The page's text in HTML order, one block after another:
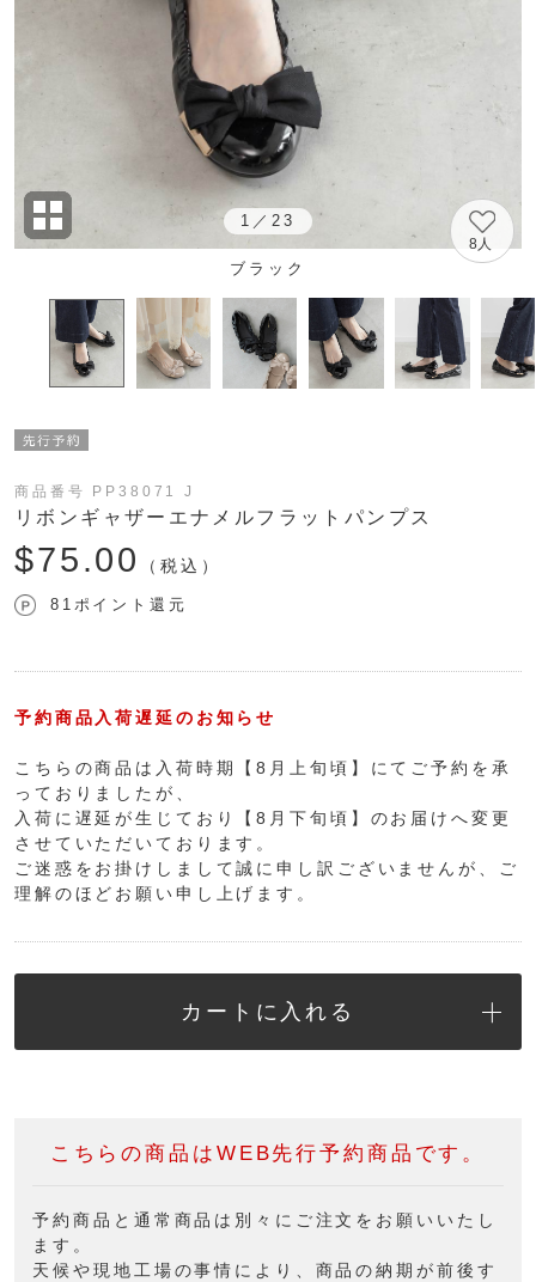
1 ／ 23
8人
ブラック
商品番号 PP38071 J
リボンギャザーエナメルフラットパンプス
$‌75.00 （税込）
81ポイント還元
予約商品入荷遅延のお知らせ
こちらの商品は入荷時期【8月上旬頃】にてご予約を承
っておりましたが、
入荷に遅延が生じており【8月下旬頃】のお届けへ変更
させていただいております。
ご迷惑をお掛けしまして誠に申し訳ございませんが、ご
理解のほどお願い申し上げます。
カートに入れる
こちらの商品はWEB先行予約商品です。
予約商品と通常商品は別々にご注文をお願いいたし
ます。
天候や現地工場の事情により、商品の納期が前後す